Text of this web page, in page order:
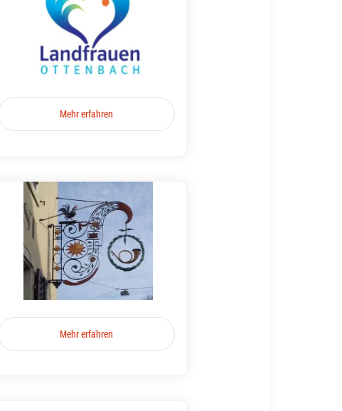
Mehr erfahren
Mehr erfahren